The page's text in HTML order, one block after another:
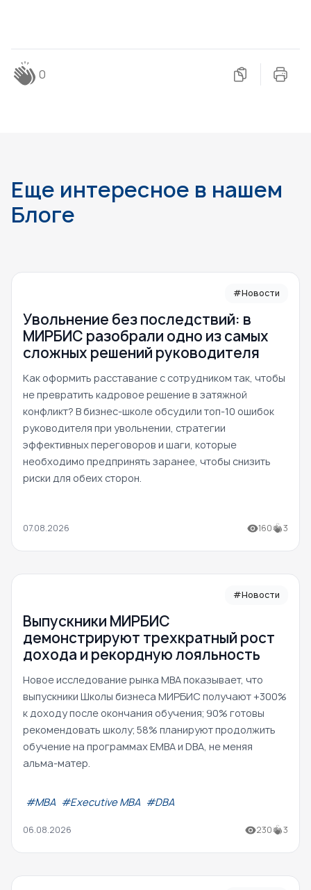
0
Еще интересное в нашем
Блоге
#Новости
Увольнение без последствий: в
МИРБИС разобрали одно из самых
сложных решений руководителя
Как оформить расставание с сотрудником так, чтобы
не превратить кадровое решение в затяжной
конфликт? В бизнес-школе обсудили топ-10 ошибок
руководителя при увольнении, стратегии
эффективных переговоров и шаги, которые
необходимо предпринять заранее, чтобы снизить
риски для обеих сторон.
07.08.2026 160 3
#Новости
Выпускники МИРБИС
демонстрируют трехкратный рост
дохода и рекордную лояльность
Новое исследование рынка MBA показывает, что
выпускники Школы бизнеса МИРБИС получают +300%
к доходу после окончания обучения; 90% готовы
рекомендовать школу; 58% планируют продолжить
обучение на программах EMBA и DBA, не меняя
альма-матер.
#МВА #Executive MBA #DBA
06.08.2026 230 3